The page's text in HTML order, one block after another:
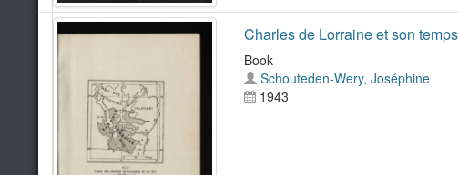
Charles de Lorraine et son temps
Book
Schouteden-Wery, Joséphine
1943